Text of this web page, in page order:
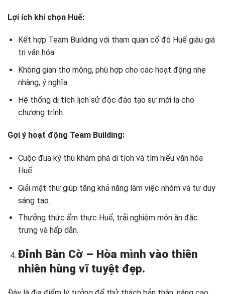
Lợi ích khi chọn Huế:
Kết hợp Team Building với tham quan cố đô Huế giàu giá
trị văn hóa.
Không gian thơ mộng, phù hợp cho các hoạt động nhẹ
nhàng, ý nghĩa.
Hệ thống di tích lịch sử độc đáo tạo sự mới lạ cho
chương trình.
Gợi ý hoạt động Team Building:
Cuộc đua kỳ thú khám phá di tích và tìm hiểu văn hóa
Huế.
Giải mật thư giúp tăng khả năng làm việc nhóm và tư duy
sáng tạo.
Thưởng thức ẩm thực Huế, trải nghiệm món ăn đặc
trưng và hấp dẫn.
Đỉnh Bàn Cờ – Hòa mình vào thiên
nhiên hùng vĩ tuyệt đẹp.